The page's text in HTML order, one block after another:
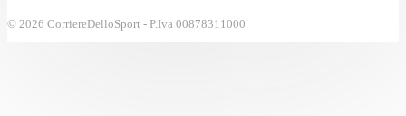
© 2026 CorriereDelloSport - P.Iva 00878311000